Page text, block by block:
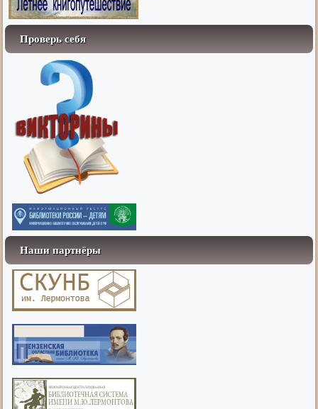
Проверь себя
Наши партнёры